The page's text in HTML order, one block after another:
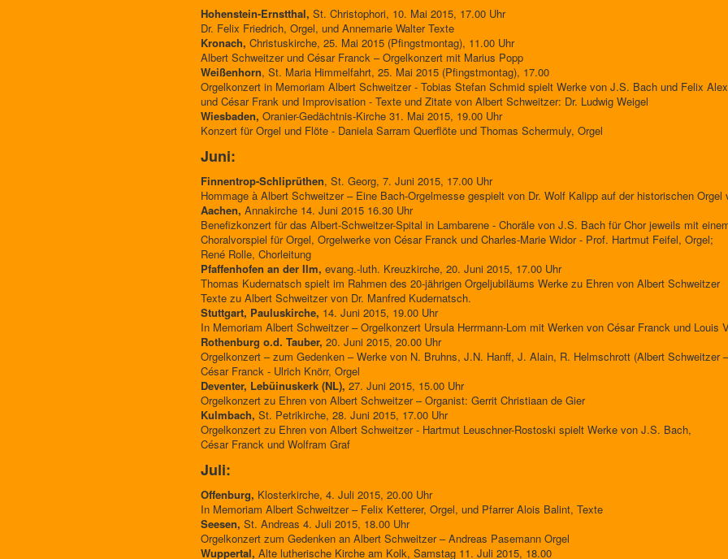
Hohenstein-Ernstthal, St. Christophori, 10. Mai 2015, 17.00 Uhr
Dr. Felix Friedrich, Orgel, und Annemarie Walter Texte
Kronach, Christuskirche, 25. Mai 2015 (Pfingstmontag), 11.00 Uhr
Albert Schweitzer und César Franck – Orgelkonzert mit Marius Popp
Weißenhorn, St. Maria Himmelfahrt, 25. Mai 2015 (Pfingstmontag), 17.00
Orgelkonzert in Memoriam Albert Schweitzer - Tobias Stefan Schmid spielt Werke von J.S. Bach und Felix
und César Frank und Improvisation - Texte und Zitate von Albert Schweitzer: Dr. Ludwig Weigel
Wiesbaden, Oranier-Gedächtnis-Kirche 31. Mai 2015, 19.00 Uhr
Konzert für Orgel und Flöte - Daniela Sarram Querflöte und Thomas Schermuly, Orgel
Juni:
Finnentrop-Schliprüthen, St. Georg, 7. Juni 2015, 17.00 Uhr
Hommage à Albert Schweitzer – Eine Bach-Orgelmesse gespielt von Dr. Wolf Kalipp auf der historischen Orgel
Aachen, Annakirche 14. Juni 2015 16.30 Uhr
Benefizkonzert für das Albert-Schweitzer-Spital in Lambarene - Choräle von J.S. Bach für Chor jeweils mit
Choralvorspiel für Orgel, Orgelwerke von César Franck und Charles-Marie Widor - Prof. Hartmut Feifel, Orgel;
René Rolle, Chorleitung
Pfaffenhofen an der Ilm, evang.-luth. Kreuzkirche, 20. Juni 2015, 17.00 Uhr
Thomas Kudernatsch spielt im Rahmen des 20-jährigen Orgeljubiläums Werke zu Ehren von Albert Schweitzer
Texte zu Albert Schweitzer von Dr. Manfred Kudernatsch.
Stuttgart, Pauluskirche, 14. Juni 2015, 19.00 Uhr
In Memoriam Albert Schweitzer – Orgelkonzert Ursula Herrmann-Lom mit Werken von César Franck und Louis
Rothenburg o.d. Tauber, 20. Juni 2015, 20.00 Uhr
Orgelkonzert – zum Gedenken – Werke von N. Bruhns, J.N. Hanff, J. Alain, R. Helmschrott (Albert Schweitzer
César Franck - Ulrich Knörr, Orgel
Deventer, Lebüinuskerk (NL), 27. Juni 2015, 15.00 Uhr
Orgelkonzert zu Ehren von Albert Schweitzer – Organist: Gerrit Christiaan de Gier
Kulmbach, St. Petrikirche, 28. Juni 2015, 17.00 Uhr
Orgelkonzert zu Ehren von Albert Schweitzer - Hartmut Leuschner-Rostoski spielt Werke von J.S. Bach,
César Franck und Wolfram Graf
Juli:
Offenburg, Klosterkirche, 4. Juli 2015, 20.00 Uhr
In Memoriam Albert Schweitzer – Felix Ketterer, Orgel, und Pfarrer Alois Balint, Texte
Seesen, St. Andreas 4. Juli 2015, 18.00 Uhr
Orgelkonzert zum Gedenken an Albert Schweitzer – Andreas Pasemann Orgel
Wuppertal, Alte lutherische Kirche am Kolk, Samstag 11. Juli 2015, 18.00